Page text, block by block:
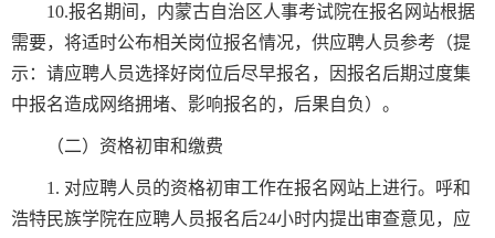
10.报名期间，内蒙古自治区人事考试院在报名网站根据
需要，将适时公布相关岗位报名情况，供应聘人员参考（提
示：请应聘人员选择好岗位后尽早报名，因报名后期过度集
中报名造成网络拥堵、影响报名的，后果自负）。
（二）资格初审和缴费
1. 对应聘人员的资格初审工作在报名网站上进行。呼和
浩特民族学院在应聘人员报名后24小时内提出审查意见，应